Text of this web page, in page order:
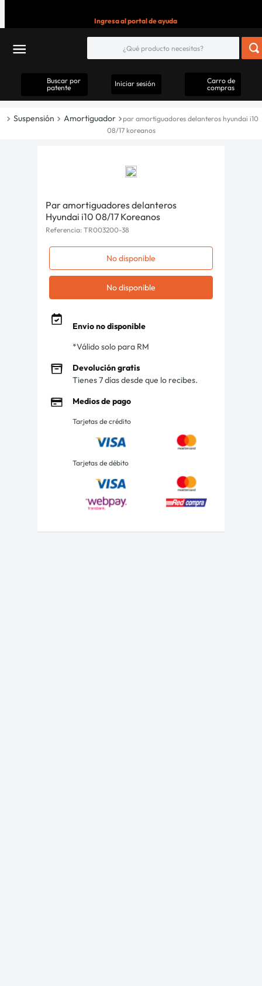
Ingresa al portal de ayuda
Buscar por
patente
Iniciar sesión
Carro de
compras
Suspensión Amortiguador
par amortiguadores delanteros hyundai i10
08/17 koreanos
Par amortiguadores delanteros
Hyundai i10 08/17 Koreanos
Referencia: TR003200-38
No disponible
No disponible
Envio no disponible
*Válido solo para RM
Devolución gratis
Tienes 7 días desde que lo recibes.
Medios de pago
Tarjetas de crédito
Tarjetas de débito